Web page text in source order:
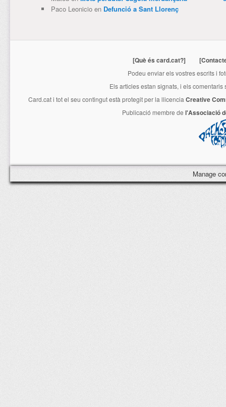
Paco Leonicioen Defunció a Sant Llorenç
[Què és card.cat?]
Podeu enviar els vostres escrits i
Els articles estan signats, i els
Card.cati tot el seu contingut està protegit per la llicencia Creative
Publicació membre de l'Associació
Manage